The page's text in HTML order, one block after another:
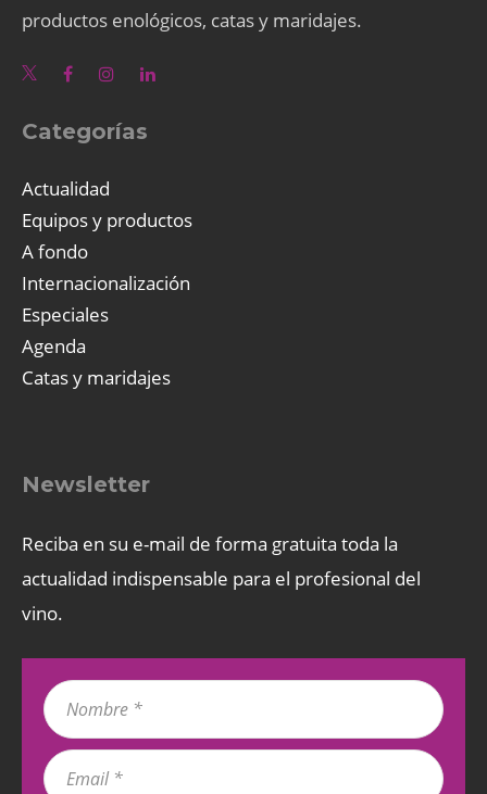
productos enológicos, catas y maridajes.
Categorías
Actualidad
Equipos y productos
A fondo
Internacionalización
Especiales
Agenda
Catas y maridajes
Newsletter
Reciba en su e-mail de forma gratuita toda la
actualidad indispensable para el profesional del
vino.